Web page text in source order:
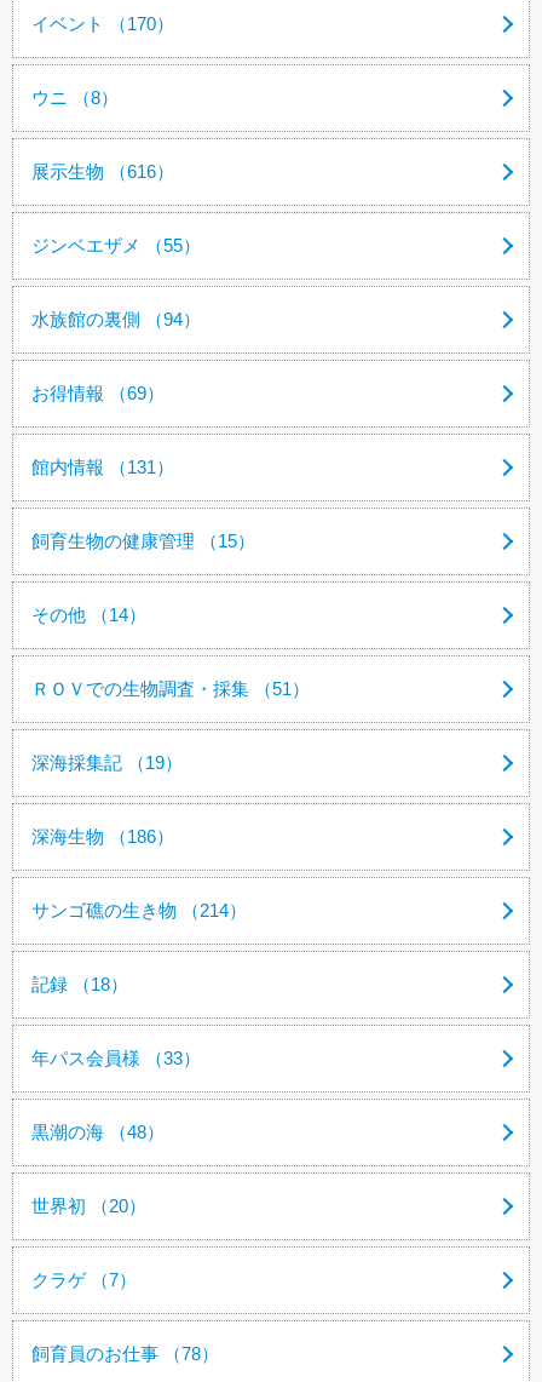
イベント （170）
ウニ （8）
展示生物 （616）
ジンベエザメ （55）
水族館の裏側 （94）
お得情報 （69）
館内情報 （131）
飼育生物の健康管理 （15）
その他 （14）
ＲＯＶでの生物調査・採集 （51）
深海採集記 （19）
深海生物 （186）
サンゴ礁の生き物 （214）
記録 （18）
年パス会員様 （33）
黒潮の海 （48）
世界初 （20）
クラゲ （7）
飼育員のお仕事 （78）